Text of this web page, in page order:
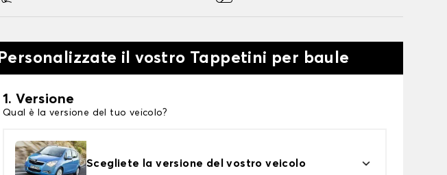
Personalizzate il vostro Tappetini per baule
1. Versione
Qual è la versione del tuo veicolo?
Scegliete la versione del vostro veicolo